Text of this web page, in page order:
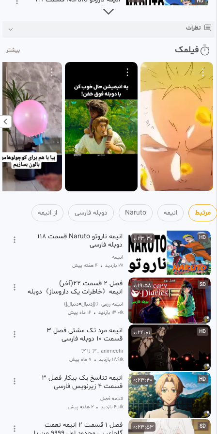
دوبله فارسی
120
HD
121
HD
انیمه ناروتو Naruto قسمت 121
دوبله فارسی
انیمه
۴ هفته پیش
122
0:23:30 HD
انیمه ناروتو Naruto قسمت 122
دوبله فارسی
123
0:23:22 HD
انیمه ناروتو Naruto قسمت 123
انیمه
۴ هفته پیش
نظرات
فیلمک بیشتر
مرتبط انیمه Naruto دوبله فارسی از انیمه
HD
0:23:30
انیمه ناروتو Naruto قسمت 118
دوبله فارسی
انیمه
28 بازدید • ۴ هفته پیش
SD
0:19:58
فصل 2 قسمت 22(آخر)
انیمه《خاطرات یک داروساز》دوبله
فارسی
انیمه رزمی《{[دنبال=دنبال]}》
13.01k بازدید • 12 ماه پیش
HD
0:24:01
انیمه مرد تک مشتی فصل ۳
قسمت ۱۰ دوبله فارسی
アリア_ animechi
12.91k بازدید • 7 ماه پیش
HD
0:23:40
انیمه تناسخ یک بیکار فصل ۳
قسمت ۴ زیرنویس فارسی
انیمه فصل
4.11k بازدید • ۲ هفته پیش
SD
0:23:53
فصل 1 قسمت 2 انیمه نعمت